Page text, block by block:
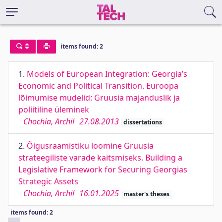
items found: 2
1. Models of European Integration: Georgia’s
Economic and Political Transition. Euroopa
lõimumise mudelid: Gruusia majanduslik ja
poliitiline üleminek
Chochia, Archil 27.08.2013 dissertations
2. Õigusraamistiku loomine Gruusia
strateegiliste varade kaitsmiseks. Building a
Legislative Framework for Securing Georgias
Strategic Assets
Chochia, Archil 16.01.2025 master's theses
items found: 2